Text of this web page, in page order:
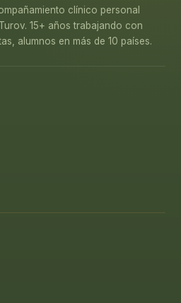
clínico personal
15+ años trabajando con
alumnos en más de 10 países.